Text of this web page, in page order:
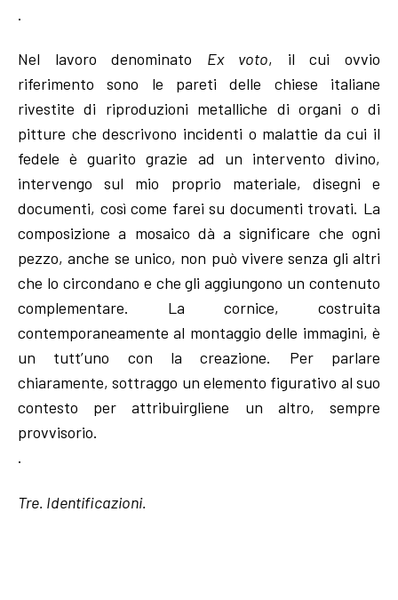
.
Nel lavoro denominato Ex voto, il cui ovvio
riferimento sono le pareti delle chiese italiane
rivestite di riproduzioni metalliche di organi o di
pitture che descrivono incidenti o malattie da cui il
fedele è guarito grazie ad un intervento divino,
intervengo sul mio proprio materiale, disegni e
documenti, così come farei su documenti trovati. La
composizione a mosaico dà a significare che ogni
pezzo, anche se unico, non può vivere senza gli altri
che lo circondano e che gli aggiungono un contenuto
complementare. La cornice, costruita
contemporaneamente al montaggio delle immagini, è
un tutt’uno con la creazione. Per parlare
chiaramente, sottraggo un elemento figurativo al suo
contesto per attribuirgliene un altro, sempre
provvisorio.
.
Tre. Identificazioni.